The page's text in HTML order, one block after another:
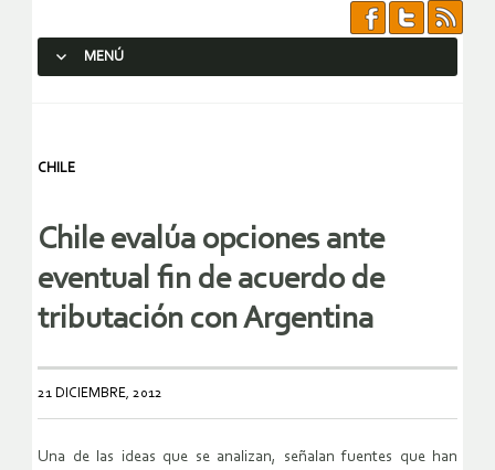
MENÚ
CHILE
Chile evalúa opciones ante
eventual fin de acuerdo de
tributación con Argentina
21 DICIEMBRE, 2012
Una de las ideas que se analizan, señalan fuentes que han